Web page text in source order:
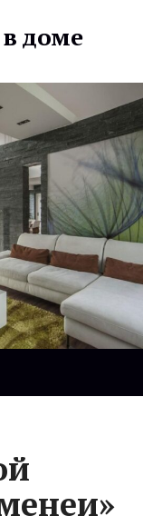
доме